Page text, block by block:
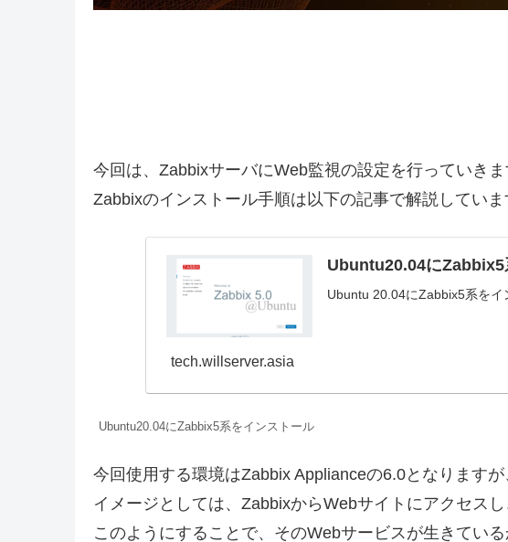
今回は、ZabbixサーバにWeb監視の設定を行っていきま
Zabbixのインストール手順は以下の記事で解説していま
Ubuntu20.04にZabbix5
Ubuntu 20.04にZabbix5系をイ
tech.willserver.asia
Ubuntu20.04にZabbix5系をインストール
今回使用する環境はZabbix Applianceの6.0となりますが
イメージとしては、ZabbixからWebサイトにアクセス
このようにすることで、そのWebサービスが生きてい